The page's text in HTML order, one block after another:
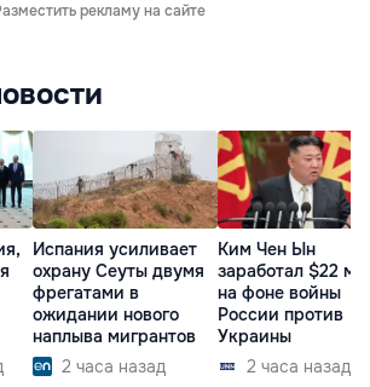
рекламу на сайте
Испания усиливает
охрану Сеуты двумя
фрегатами в
ожидании нового
наплыва мигрантов
2 часа назад
Ким Чен Ын
заработал $22
на фоне войны
России против
Украины
2 часа назад